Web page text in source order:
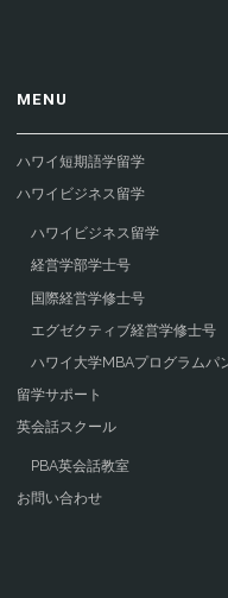
MENU
ハワイ短期語学留学
ハワイビジネス留学
ハワイビジネス留学
経営学部学士号
国際経営学修士号
エグゼクティブ経営学修士号
ハワイ大学MBAプログラムパ
留学サポート
英会話スクール
PBA英会話教室
お問い合わせ